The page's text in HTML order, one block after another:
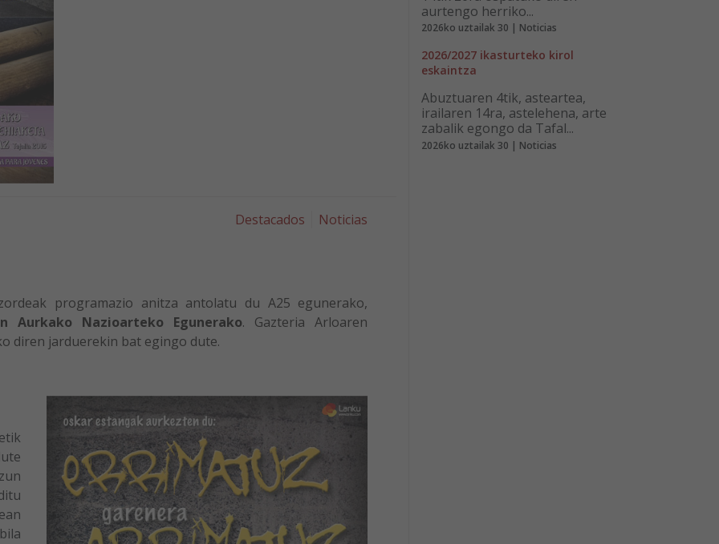
Destacados Noticias
programazio anitza antolatu du A25 egunerako,
Aurkako Nazioarteko Egunerako. Gazteria Arloaren
diren jarduerekin bat egingo dute.
aurtengo herriko...
2026ko uztailak 30 | Noticias
2026/2027 ikasturteko kirol
eskaintza
Abuztuaren 4tik, asteartea,
irailaren 14ra, astelehena, arte
zabalik egongo da Tafal...
2026ko uztailak 30 | Noticias